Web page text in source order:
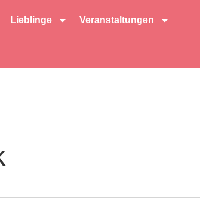
Lieblinge Veranstaltungen